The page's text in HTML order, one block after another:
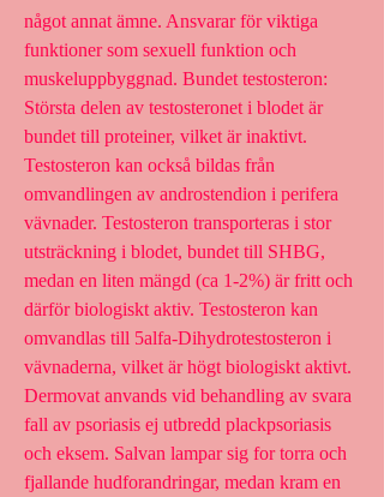
något annat ämne. Ansvarar för viktiga
funktioner som sexuell funktion och
muskeluppbyggnad. Bundet testosteron:
Största delen av testosteronet i blodet är
bundet till proteiner, vilket är inaktivt.
Testosteron kan också bildas från
omvandlingen av androstendion i perifera
vävnader. Testosteron transporteras i stor
utsträckning i blodet, bundet till SHBG,
medan en liten mängd (ca 1-2%) är fritt och
därför biologiskt aktiv. Testosteron kan
omvandlas till 5alfa-Dihydrotestosteron i
vävnaderna, vilket är högt biologiskt aktivt.
Dermovat anvands vid behandling av svara
fall av psoriasis ej utbredd plackpsoriasis
och eksem. Salvan lampar sig for torra och
fjallande hudforandringar, medan kram en